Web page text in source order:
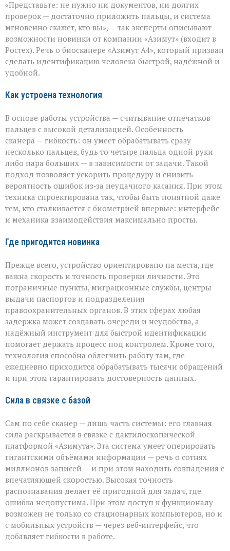
личность
подтвердят
за
секунды»:
новый
биосканер
от
«Азимута»
«Представьте: не нужно ни документов, ни долгих
проверок — достаточно приложить пальцы, и система
мгновенно скажет, кто вы», — так эксперты описывают
возможности новинки от компании «Азимут» (входит в
Ростех). Речь о биосканере «Азимут А4», который призван
сделать идентификацию человека быстрой, надёжной и
удобной.
Как устроена технология
В основе работы устройства — считывание отпечатков
пальцев с высокой детализацией. Особенность
сканера — гибкость: он умеет обрабатывать сразу
несколько пальцев, будь то четыре пальца одной руки
либо пара больших — в зависимости от задачи. Такой
подход позволяет ускорить процедуру и снизить
вероятность ошибок из‑за неудачного касания. При этом
техника спроектирована так, чтобы быть понятной даже
тем, кто сталкивается с биометрией впервые: интерфейс
и механика взаимодействия максимально просты.
Где пригодится новинка
Прежде всего, устройство ориентировано на места, где
важна скорость и точность проверки личности. Это
пограничные пункты, миграционные службы, центры
выдачи паспортов и подразделения
правоохранительных органов. В этих сферах любая
задержка может создавать очереди и неудобства, а
надёжный инструмент для быстрой идентификации
помогает держать процесс под контролем. Кроме того,
технология способна облегчить работу там, где
ежедневно приходится обрабатывать тысячи обращений
и при этом гарантировать достоверность данных.
Сила в связке с базой
Сам по себе сканер — лишь часть системы: его главная
сила раскрывается в связке с дактилоскопической
платформой «Азимута». Эта система умеет оперировать
гигантскими объёмами информации — речь о сотнях
миллионов записей — и при этом находить совпадения с
впечатляющей скоростью. Высокая точность
распознавания делает её пригодной для задач, где
ошибка недопустима. При этом доступ к функционалу
возможен не только со стационарных компьютеров, но и
с мобильных устройств — через веб‑интерфейс, что
добавляет гибкости в работе.